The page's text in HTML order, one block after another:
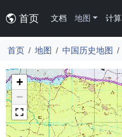
首页 文档 地图 计算
首页 地图 中国历史地图
+
−